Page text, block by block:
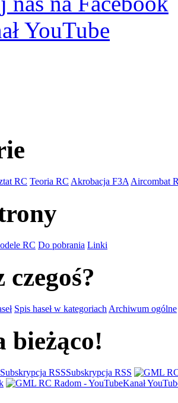
YouTube
RC Teoria RC Akrobacja F3A Aircombat
RC Do pobrania Linki
czegoś?
Spis haseł w kategoriach Archiwum ogólne
bieżąco!
Subskrypcja RSS
Kanał